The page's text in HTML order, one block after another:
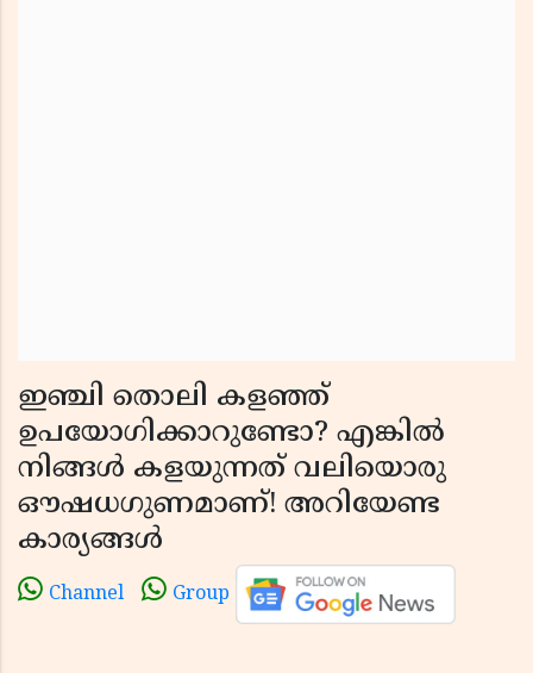
ഇഞ്ചി തൊലി കളഞ്ഞ്
ഉപയോഗിക്കാറുണ്ടോ? എങ്കിൽ
നിങ്ങൾ കളയുന്നത് വലിയൊരു
ഔഷധഗുണമാണ്! അറിയേണ്ട
കാര്യങ്ങൾ
Channel Group